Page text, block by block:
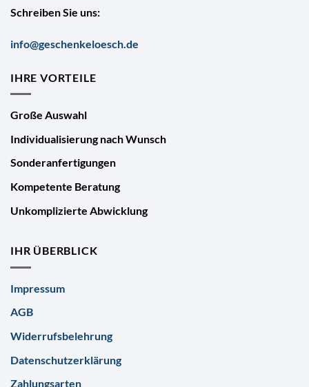
Schreiben Sie uns:
info@geschenkeloesch.de
IHRE VORTEILE
Große Auswahl
Individualisierung nach Wunsch
Sonderanfertigungen
Kompetente Beratung
Unkomplizierte Abwicklung
IHR ÜBERBLICK
Impressum
AGB
Widerrufsbelehrung
Datenschutzerklärung
Zahlungsarten